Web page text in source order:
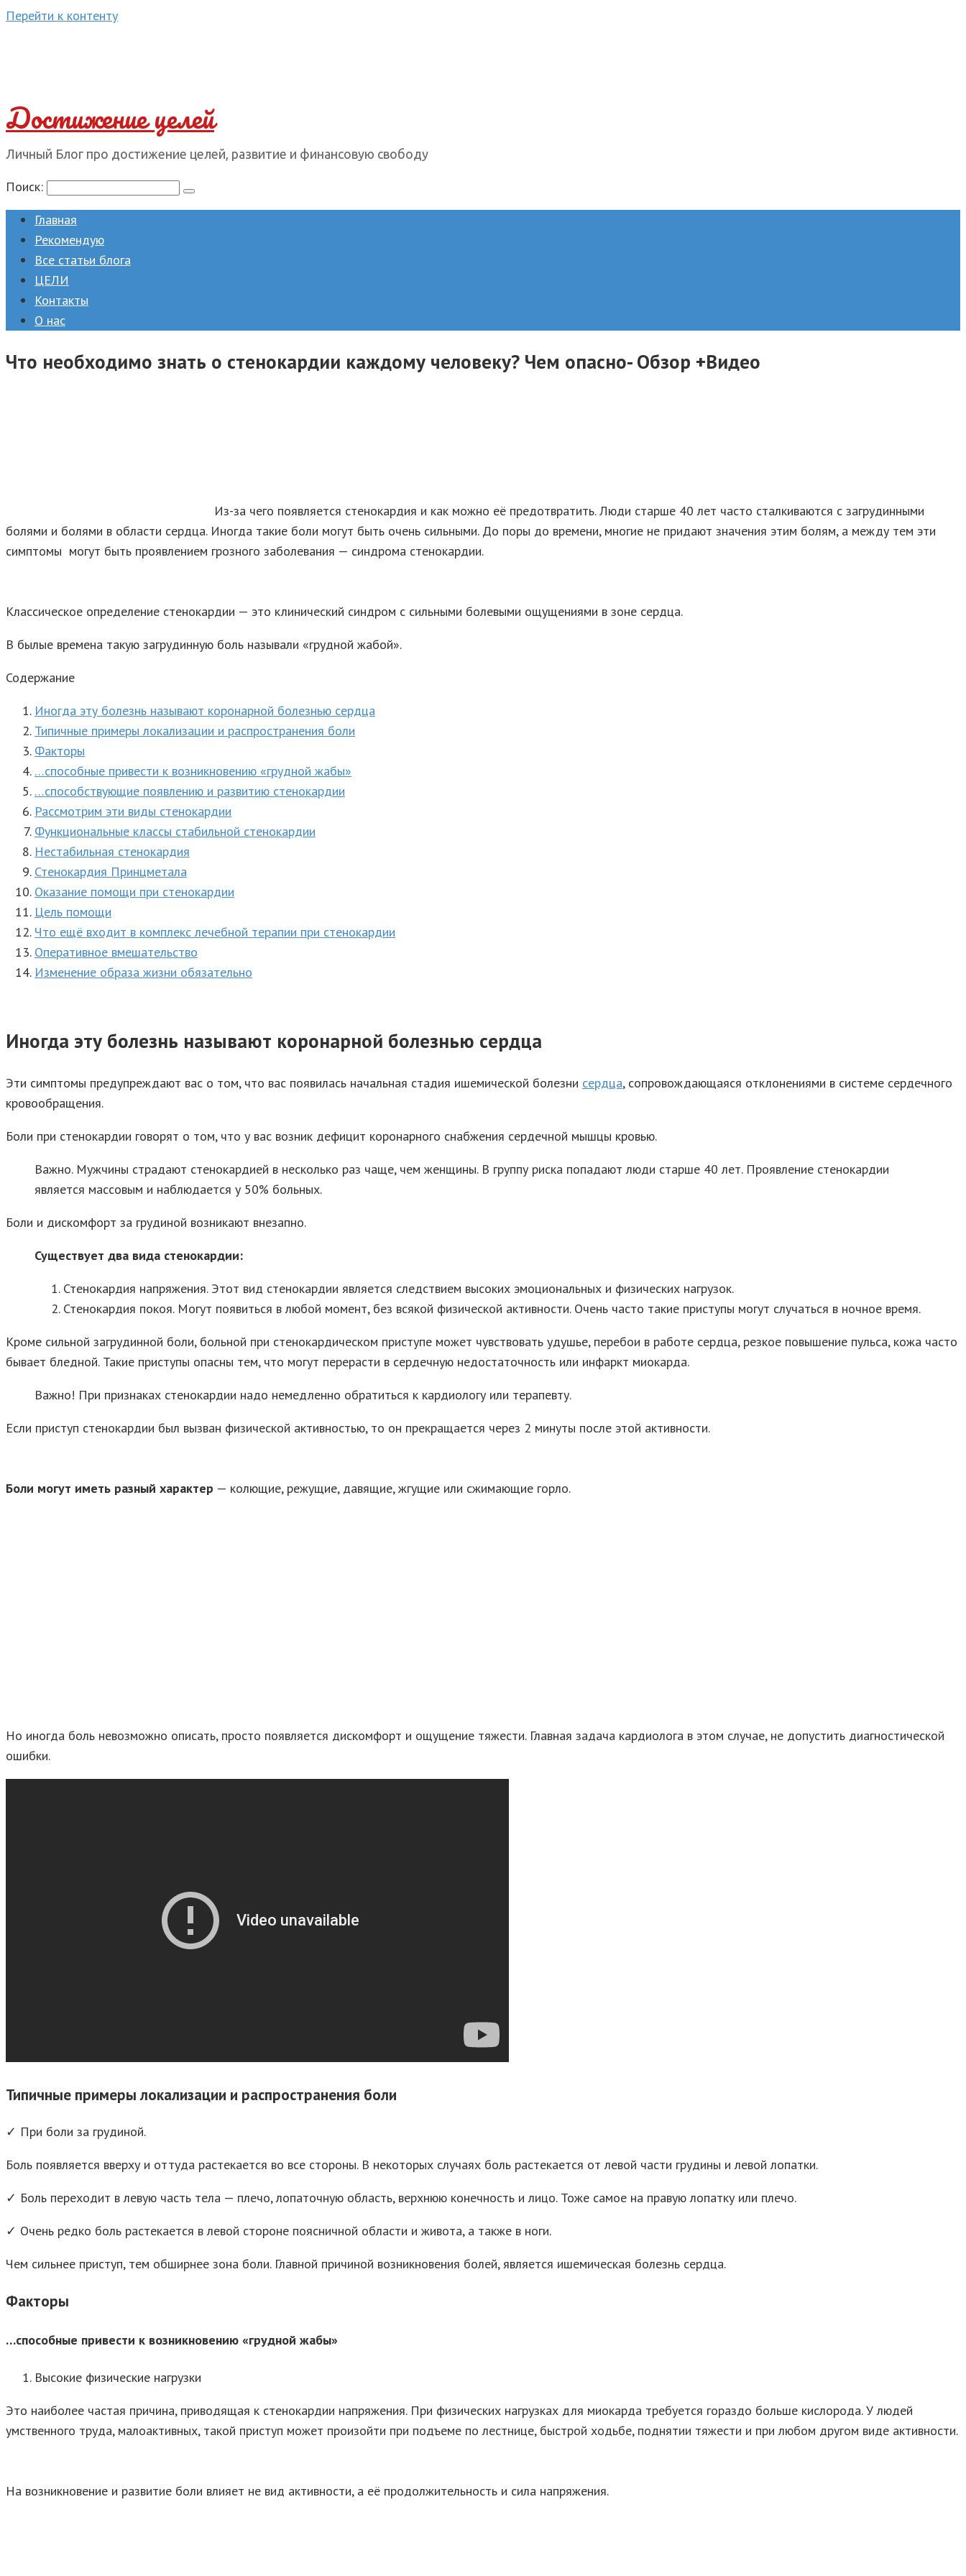
Перейти к контенту
Достижение целей
Личный Блог про достижение целей, развитие и финансовую свободу
Поиск:
Главная
Рекомендую
Все статьи блога
ЦЕЛИ
Контакты
О нас
Что необходимо знать о стенокардии каждому человеку? Чем опасно- Обзор +Видео
Из-за чего появляется стенокардия и как можно её предотвратить. Люди старше 40 лет часто сталкиваются с загрудинными
болями и болями в области сердца. Иногда такие боли могут быть очень сильными. До поры до времени, многие не придают значения этим болям, а между тем эти
симптомы могут быть проявлением грозного заболевания — синдрома стенокардии.
Классическое определение стенокардии — это клинический синдром с сильными болевыми ощущениями в зоне сердца.
В былые времена такую загрудинную боль называли «грудной жабой».
Содержание
Иногда эту болезнь называют коронарной болезнью сердца
Типичные примеры локализации и распространения боли
Факторы
…способные привести к возникновению «грудной жабы»
…способствующие появлению и развитию стенокардии
Рассмотрим эти виды стенокардии
Функциональные классы стабильной стенокардии
Нестабильная стенокардия
Стенокардия Принцметала
Оказание помощи при стенокардии
Цель помощи
Что ещё входит в комплекс лечебной терапии при стенокардии
Оперативное вмешательство
Изменение образа жизни обязательно
Иногда эту болезнь называют коронарной болезнью сердца
Эти симптомы предупреждают вас о том, что вас появилась начальная стадия ишемической болезни сердца, сопровождающаяся отклонениями в системе сердечного
кровообращения.
Боли при стенокардии говорят о том, что у вас возник дефицит коронарного снабжения сердечной мышцы кровью.
Важно. Мужчины страдают стенокардией в несколько раз чаще, чем женщины. В группу риска попадают люди старше 40 лет. Проявление стенокардии
является массовым и наблюдается у 50% больных.
Боли и дискомфорт за грудиной возникают внезапно.
Существует два вида стенокардии:
Стенокардия напряжения. Этот вид стенокардии является следствием высоких эмоциональных и физических нагрузок.
Стенокардия покоя. Могут появиться в любой момент, без всякой физической активности. Очень часто такие приступы могут случаться в ночное время.
Кроме сильной загрудинной боли, больной при стенокардическом приступе может чувствовать удушье, перебои в работе сердца, резкое повышение пульса, кожа часто
бывает бледной. Такие приступы опасны тем, что могут перерасти в сердечную недостаточность или инфаркт миокарда.
Важно! При признаках стенокардии надо немедленно обратиться к кардиологу или терапевту.
Если приступ стенокардии был вызван физической активностью, то он прекращается через 2 минуты после этой активности.
Боли могут иметь разный характер — колющие, режущие, давящие, жгущие или сжимающие горло.
Но иногда боль невозможно описать, просто появляется дискомфорт и ощущение тяжести. Главная задача кардиолога в этом случае, не допустить диагностической
ошибки.
Типичные примеры локализации и распространения боли
✓ При боли за грудиной.
Боль появляется вверху и оттуда растекается во все стороны. В некоторых случаях боль растекается от левой части грудины и левой лопатки.
✓ Боль переходит в левую часть тела — плечо, лопаточную область, верхнюю конечность и лицо. Тоже самое на правую лопатку или плечо.
✓ Очень редко боль растекается в левой стороне поясничной области и живота, а также в ноги.
Чем сильнее приступ, тем обширнее зона боли. Главной причиной возникновения болей, является ишемическая болезнь сердца.
Факторы
…способные привести к возникновению «грудной жабы»
Высокие физические нагрузки
Это наиболее частая причина, приводящая к стенокардии напряжения. При физических нагрузках для миокарда требуется гораздо больше кислорода. У людей
умственного труда, малоактивных, такой приступ может произойти при подъеме по лестнице, быстрой ходьбе, поднятии тяжести и при любом другом виде активности.
На возникновение и развитие боли влияет не вид активности, а её продолжительность и сила напряжения.